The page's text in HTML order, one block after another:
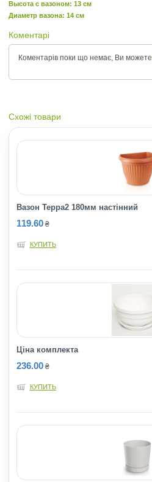
Высота c вазоном: 13 см
Диаметр вазона: 14 см
Коментарі
Коментарів поки що немає, Ви можете
Схожі товари
Вазон Терра2 180мм настінний
119.60 ₴
КУПИТЬ
Ціна комплекта
236.00 ₴
КУПИТЬ